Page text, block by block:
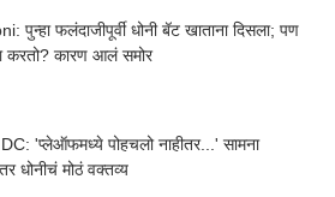
पुन्हा फलंदाजीपूर्वी धोनी बॅट खाताना दिसला; पण
करतो? कारण आलं समोर
'प्लेऑफमध्ये पोहचलो नाहीतर...' सामना
धोनीचं मोठं वक्तव्य